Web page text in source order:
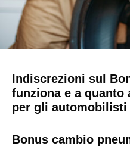
Indiscrezioni sul
funziona e a
per gli automobilisti
Bonus cambio